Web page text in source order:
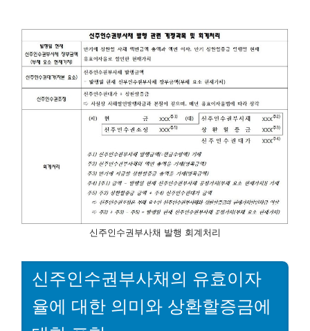
신주인수권부사채 발행 회계처리
신주인수권부사채의 유효이자
율에 대한 의미와 상환할증금에